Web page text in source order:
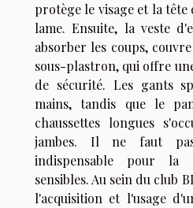
protège le visage et la
lame. Ensuite, la veste
absorber les coups,
sous-plastron, qui offre
de sécurité. Les gants
mains, tandis que le
chaussettes longues
jambes. Il ne faut
indispensable pour la
sensibles. Au sein du club
l'acquisition et l'usage